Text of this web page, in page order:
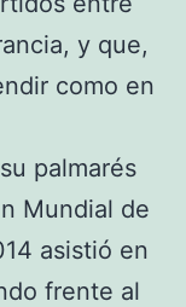
y que,
como en
palmarés
Mundial de
asistió en
frente al